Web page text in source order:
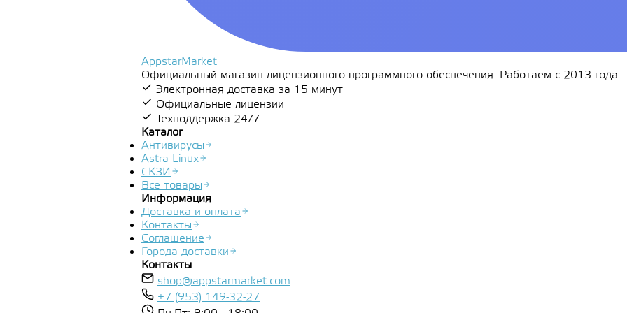
AppstarMarket
Официальный магазин лицензионного программного обеспечения. Работаем с 2013 года.
Электронная доставка за 15 минут
Официальные лицензии
Техподдержка 24/7
Каталог
Антивирусы
Astra Linux
СКЗИ
Все товары
Информация
Доставка и оплата
Контакты
Соглашение
Города доставки
Контакты
shop@appstarmarket.com
+7 (953) 149-32-27